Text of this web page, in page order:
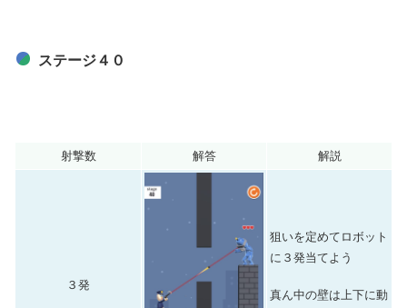
ステージ４０
射撃数 解答 解説
３発
狙いを定めてロボット
に３発当てよう
真ん中の壁は上下に動